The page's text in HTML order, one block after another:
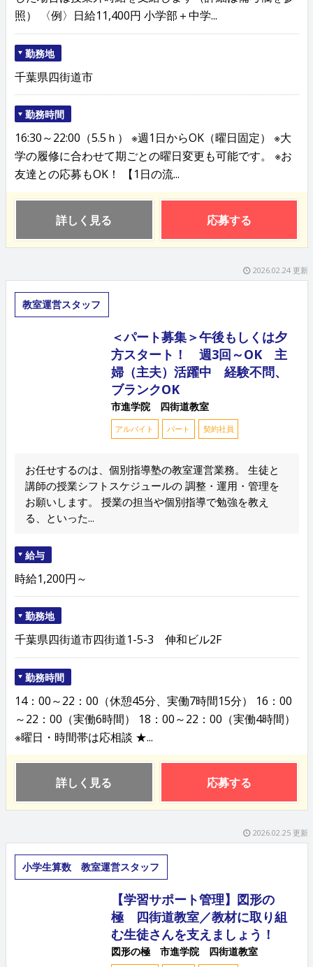
照） 〈例〉日給11,400円 小学部＋中学...
勤務地
千葉県四街道市
勤務時間
16:30～22:00（5.5ｈ） ※週1日からOK（曜日固定） ※大
学の履修に合わせて期ごとの曜日変更も可能です。 ※お
友達との応募もOK！ 【1日の流...
詳しく見る 応募する
2026.02.24 更新
教室運営スタッフ
＜パート募集＞午後もしくは夕
方スタート！ 週3回～OK 主
婦（主夫）活躍中 経験不問、
ブランクOK
市進学院 四街道教室
アルバイト パート 契約社員
お任せするのは、個別指導塾の教室運営業務。 生徒と
講師の授業シフトスケジュールの 調整・運用・管理を
お願いします。 授業の担当や個別指導で勉強を教え
る、といった...
給与
時給1,200円～
勤務地
千葉県四街道市四街道1-5-3 伸和ビル2F
勤務時間
14：00～22：00（休憩45分、実働7時間15分） 16：00
～22：00（実働6時間） 18：00～22：00（実働4時間）
※曜日・時間帯は応相談 ★...
詳しく見る 応募する
2026.02.25 更新
小学生算数 教室運営スタッフ
【学習サポート管理】図形の
極 四街道教室／教材に取り組
む生徒さんを支えましょう！
図形の極 市進学院 四街道教室